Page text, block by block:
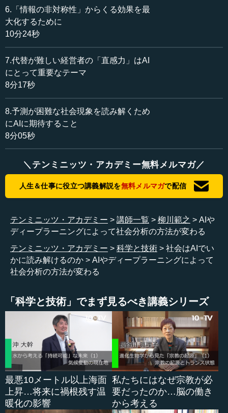
の手法が進んでくると、これまでの社会科学や社会の考え
方がまったく変わったものになっていくのではないかとい
われています。その前段として、まず柳川先生に、これま
での社会科学は、どのように理論や個別的な研究を組み上
柳川 社会科学は広いので、どちらかというと、私の専門
の経済学を中心にお話したいと思います。すごく昔は、し
っかり世の中を見通せる思想家のような人がいて、「経済
とはこう動いているのではないか」「世の中はこういうふ
うに動かしていくべきなんじゃないか」という、自分の思
想を本で伝えてきました。そこから、だんだんその思想を
す。経済や社会の中で起こっている現象を、理論モデルに
落とし込むのです。
単なデータなどに基づいて、理論モデルを組み立てます。
こうした理論モデルの構築の中には、かなり思想や直感も
それがどのように実体として動くのかを、データを整備し
た上で解析し、それを例えば経済予測や政策の予測などに
使ったりしました。これが、経済学のざっくりとした、こ
つまり、データと現実の結果を見て、理論をバージョン
アップさせて変えていくのですが、そこには基本的に、あ
る種の思想体系としての理論モデルがあり、その理論モデ
ルに基づいて、現実の分析が行われます。最近、経済学で
もデータの活用が進んできています。現実に合った理論に
なっているかということを、データ分析によって判断し、
それによって理論をバージョンアップさせていくという動
きです。それでも経済学は、歴史的には理論先行でした。
理論に基づいて現実を観察していくのが、今までの経済...
6.「情報の非対称性」からくる効果を最
大化するために
10分24秒
7.代替が難しい経営者の「直感力」はAI
にとって重要なテーマ
8分17秒
8.予測が困難な社会現象を読み解くため
にAIに期待すること
8分05秒
＼テンミニッツ・アカデミー無料メルマガ／
人生＆仕事に役立つ講義解説を無料メルマガで配信
テンミニッツ・アカデミー 講師一覧 柳川範之
AIや
ディープラーニングによって社会分析の方法が変わる
テンミニッツ・アカデミー
科学と技術
社会はAIでい
かに読み解けるのか
AIやディープラーニングによって
社会分析の方法が変わる
「科学と技術」でまず見るべき講義シリーズ
最悪10メートル以上海面
上昇…将来に禍根残す温
暖化の影響
私たちにはなぜ宗教が必
要だったのか…脳の働き
から考える